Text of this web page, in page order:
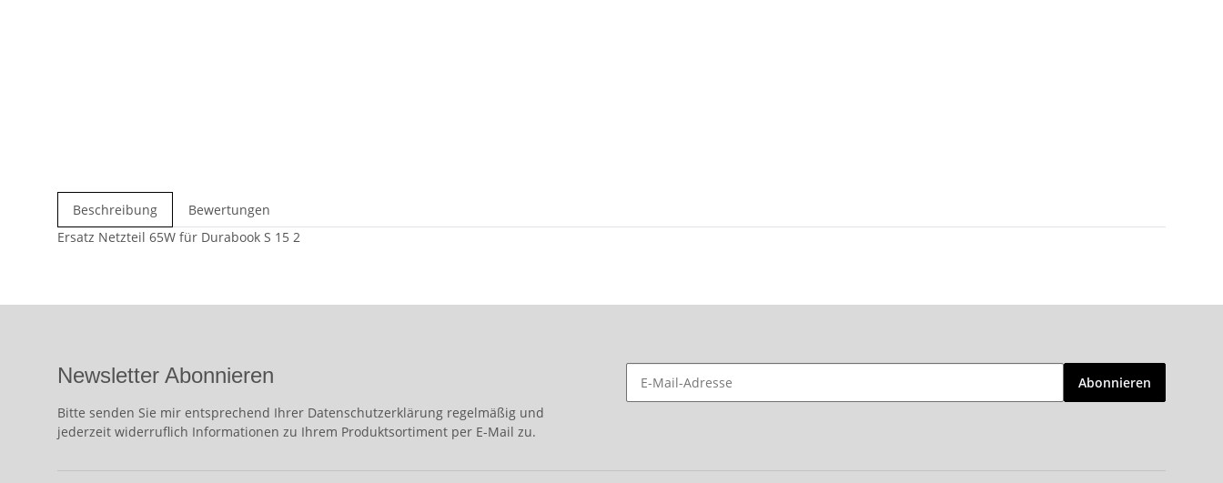
Beschreibung
Bewertungen
Ersatz Netzteil 65W für Durabook S 15 2
Newsletter Abonnieren
Bitte senden Sie mir entsprechend Ihrer Datenschutzerklärung regelmäßig und
jederzeit widerruflich Informationen zu Ihrem Produktsortiment per E-Mail zu.
Abonnieren